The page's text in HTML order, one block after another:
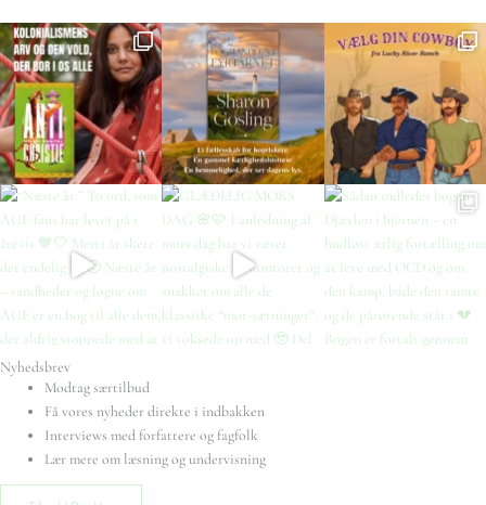
Nyhedsbrev
Modtag særtilbud
Få vores nyheder direkte i indbakken
Interviews med forfattere og fagfolk
Lær mere om læsning og undervisning